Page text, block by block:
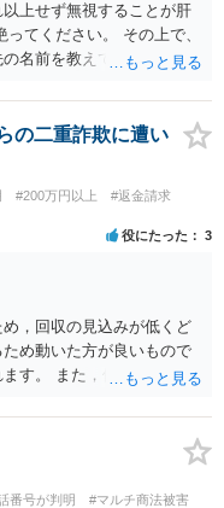
上せず無視することが肝
てください。 その上で、
名前を教えてしまってい
、詳細不明の入金がないこ
、相手に教えてしまった口
ことをお勧め致します。
の二重詐欺に遭い
#200万円以上
#返金請求
役にたった 3
，回収の見込みが低くど
め動いた方が良いもので
す。 また，依頼された弁
番号が判明
#マルチ商法被害